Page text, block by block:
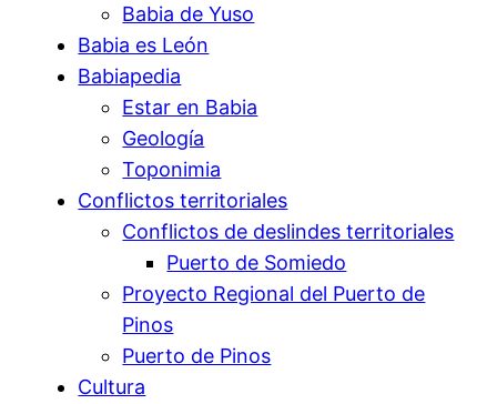
Babia de Yuso
Babia es León
Babiapedia
Estar en Babia
Geología
Toponimia
Conflictos territoriales
Conflictos de deslindes territoriales
Puerto de Somiedo
Proyecto Regional del Puerto de
Pinos
Puerto de Pinos
Cultura